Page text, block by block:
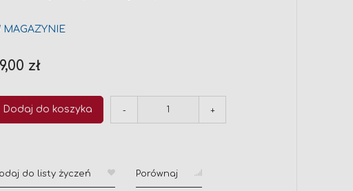
MAGAZYNIE
zł
Dodaj do koszyka - +
do listy życzeń Porównaj